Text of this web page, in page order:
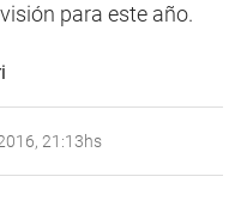
para este año.
21:13hs